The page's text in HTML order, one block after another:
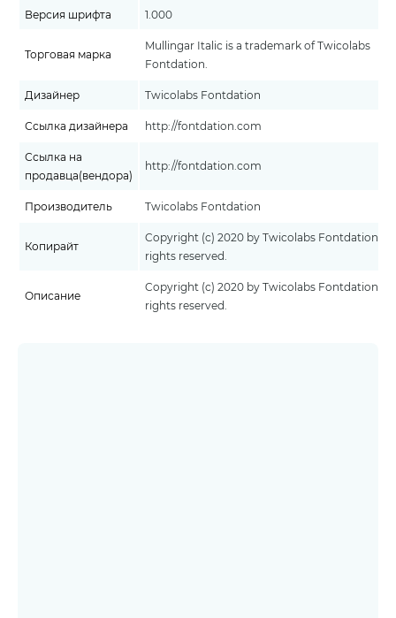
Версия шрифта 1.000
Торговая марка
Mullingar Italic is a trademark of Twicolabs
Fontdation.
Дизайнер Twicolabs Fontdation
Ссылка дизайнера http://fontdation.com
Ссылка на
продавца(вендора)
http://fontdation.com
Производитель Twicolabs Fontdation
Копирайт
Copyright (c) 2020 by Twicolabs Fontdation. All
rights reserved.
Описание
Copyright (c) 2020 by Twicolabs Fontdation. All
rights reserved.